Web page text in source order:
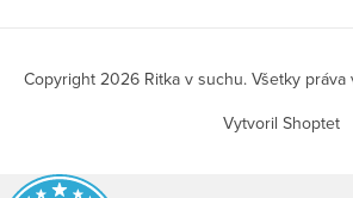
Vytvoril Shoptet
Copyright 2026 Ritka v suchu. Všetky